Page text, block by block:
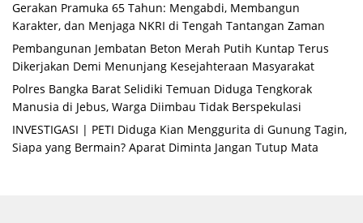
Gerakan Pramuka 65 Tahun: Mengabdi, Membangun
Karakter, dan Menjaga NKRI di Tengah Tantangan Zaman
Pembangunan Jembatan Beton Merah Putih Kuntap Terus
Dikerjakan Demi Menunjang Kesejahteraan Masyarakat
Polres Bangka Barat Selidiki Temuan Diduga Tengkorak
Manusia di Jebus, Warga Diimbau Tidak Berspekulasi
INVESTIGASI | PETI Diduga Kian Menggurita di Gunung Tagin,
Siapa yang Bermain? Aparat Diminta Jangan Tutup Mata